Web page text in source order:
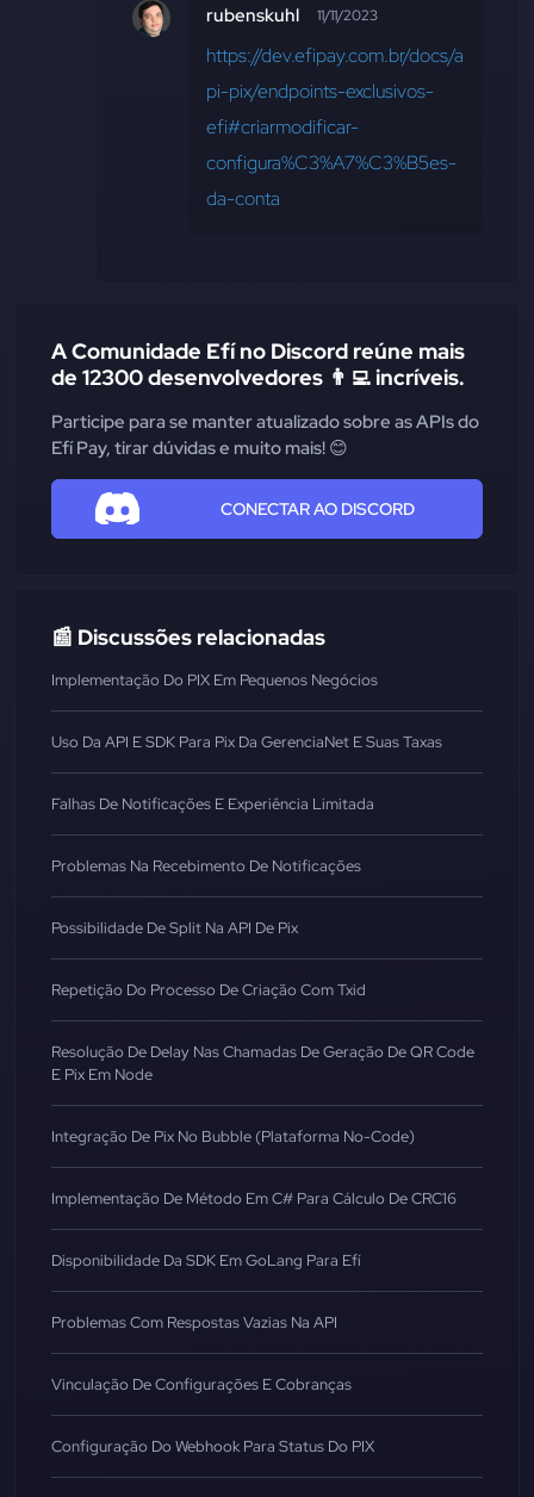
rubenskuhl 11/11/2023
https://dev.efipay.com.br/docs/a
pi-pix/endpoints-exclusivos-
efi#criarmodificar-
configura%C3%A7%C3%B5es-
da-conta
A Comunidade Efí no Discord reúne mais
de 12300 desenvolvedores 👨‍💻 incríveis.
Participe para se manter atualizado sobre as APIs do
Efí Pay, tirar dúvidas e muito mais! 😊
CONECTAR AO DISCORD
📰 Discussões relacionadas
Implementação Do PIX Em Pequenos Negócios
Uso Da API E SDK Para Pix Da GerenciaNet E Suas Taxas
Falhas De Notificações E Experiência Limitada
Problemas Na Recebimento De Notificações
Possibilidade De Split Na API De Pix
Repetição Do Processo De Criação Com Txid
Resolução De Delay Nas Chamadas De Geração De QR Code
E Pix Em Node
Integração De Pix No Bubble (Plataforma No-Code)
Implementação De Método Em C# Para Cálculo De CRC16
Disponibilidade Da SDK Em GoLang Para Efí
Problemas Com Respostas Vazias Na API
Vinculação De Configurações E Cobranças
Configuração Do Webhook Para Status Do PIX